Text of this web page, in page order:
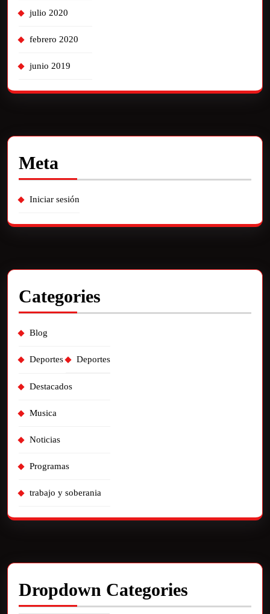
julio 2020
febrero 2020
junio 2019
Meta
Iniciar sesión
Categories
Blog
Deportes Deportes
Destacados
Musica
Noticias
Programas
trabajo y soberania
Dropdown Categories